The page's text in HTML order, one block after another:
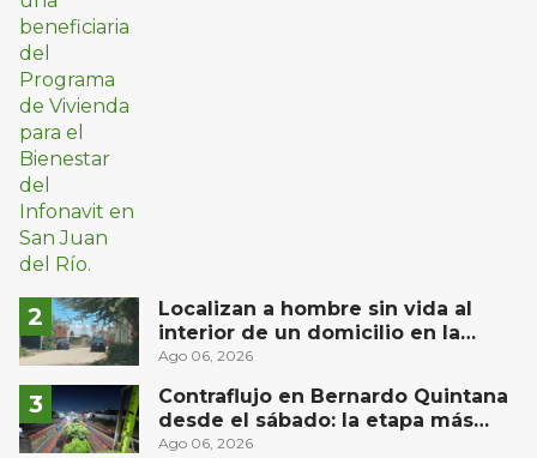
Localizan a hombre sin vida al
interior de un domicilio en la
comunidad El Rodeo, San Juan del
Ago 06, 2026
Contraflujo en Bernardo Quintana
desde el sábado: la etapa más
compleja del operativo vial
Ago 06, 2026